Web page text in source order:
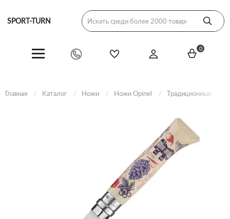
SPORT-TURN
0
Главная Каталог Ножи Ножи Opinel Традиционные